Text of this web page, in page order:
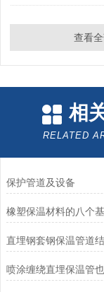
查看
相
RELATED
保护管道及设备
橡塑保温材料的八个
直埋钢套钢保温管道